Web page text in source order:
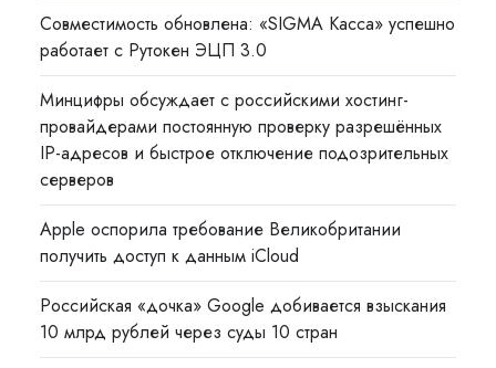
Совместимость обновлена: «SIGMA Касса» успешно
работает с Рутокен ЭЦП 3.0
Минцифры обсуждает с российскими хостинг-
провайдерами постоянную проверку разрешённых
IP-адресов и быстрое отключение подозрительных
серверов
Apple оспорила требование Великобритании
получить доступ к данным iCloud
Российская «дочка» Google добивается взыскания
10 млрд рублей через суды 10 стран